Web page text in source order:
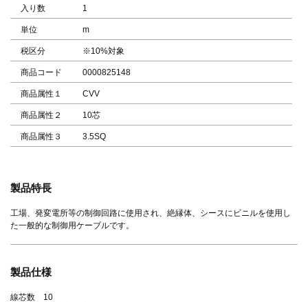
入り数 1
単位 m
税区分 ※10%対象
商品コード 0000825148
商品属性１ CVV
商品属性２ 10芯
商品属性３ 3.5SQ
製品特長
工場、発変電所等の制御回路に使用され、絶縁体、シースにビニルを使用し
た一般的な制御用ケーブルです。
製品仕様
線芯数 10